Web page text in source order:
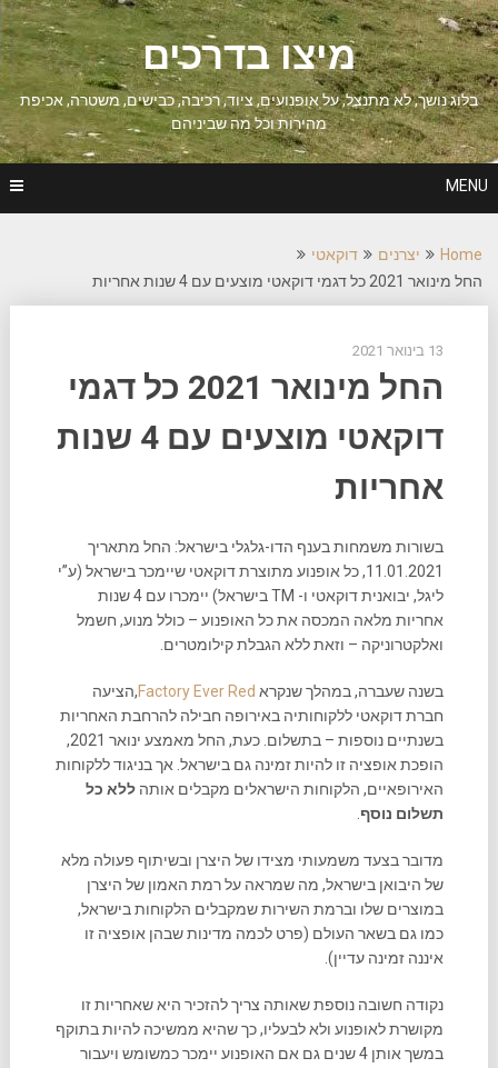
Skip
to
content
מיצו בדרכים
בלוג נושך, לא מתנצל, על אופנועים, ציוד, רכיבה, כבישים, משטרה, אכיפת
מהירות וכל מה שביניהם
MENU
Home יצרנים
דוקאטי
החל מינואר 2021 כל דגמי דוקאטי מוצעים עם 4 שנות אחריות
13 בינואר 2021
החל מינואר 2021 כל דגמי
דוקאטי מוצעים עם 4 שנות
אחריות
בשורות משמחות בענף הדו-גלגלי בישראל: החל מתאריך
11.01.2021, כל אופנוע מתוצרת דוקאטי שיימכר בישראל (ע”י
ליגל, יבואנית דוקאטי ו- TM בישראל) יימכרו עם 4 שנות
אחריות מלאה המכסה את כל האופנוע – כולל מנוע, חשמל
ואלקטרוניקה – וזאת ללא הגבלת קילומטרים.
בשנה שעברה, במהלך שנקרא Factory Ever Red,הציעה
חברת דוקאטי ללקוחותיה באירופה חבילה להרחבת האחריות
בשנתיים נוספות – בתשלום. כעת, החל מאמצע ינואר 2021,
הופכת אופציה זו להיות זמינה גם בישראל. אך בניגוד ללקוחות
האירופאיים, הלקוחות הישראלים מקבלים אותה ללא כל
תשלום נוסף
מדובר בצעד משמעותי מצידו של היצרן ובשיתוף פעולה מלא
של היבואן בישראל, מה שמראה על רמת האמון של היצרן
במוצרים שלו וברמת השירות שמקבלים הלקוחות בישראל,
כמו גם בשאר העולם (פרט לכמה מדינות שבהן אופציה זו
איננה זמינה עדיין).
נקודה חשובה נוספת שאותה צריך להזכיר היא שאחריות זו
מקושרת לאופנוע ולא לבעליו, כך שהיא ממשיכה להיות בתוקף
במשך אותן 4 שנים גם אם האופנוע יימכר כמשומש ויעבור